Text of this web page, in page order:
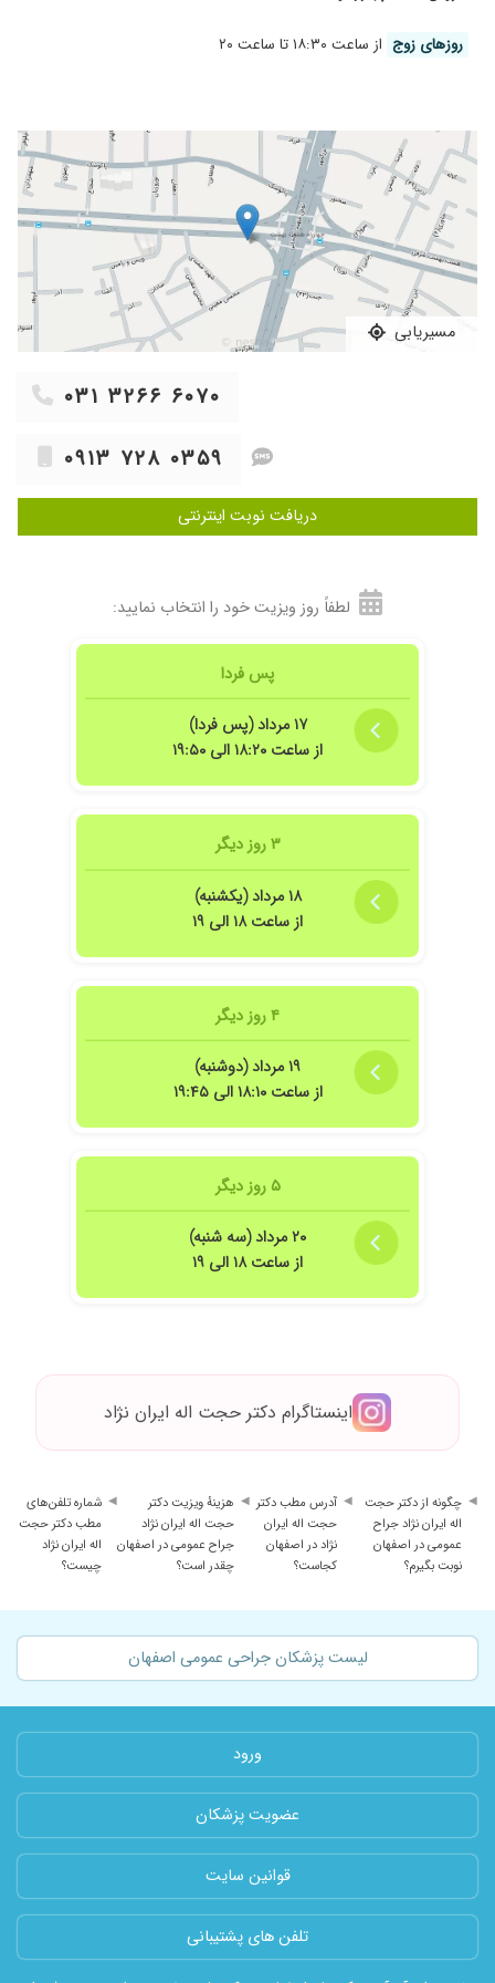
بیماران می کشند
بسیار دکتر خوب و با تجربه هستند من برای کبست
مویی رفتم سریع تشخیص عفونت شدید دادند و
تخلیه کردند تا بعد عمل کنند
۱۴۰۵/۰۴/۲۲
بسیار خوش برخورد وصمیمی و با تشخیص درست
وراهنمایی دلسوزانه
۱۴۰۵/۰۴/۲۴
عدم رضایت ۱۴۰۴/۱۲/۰۶
بسیار عملکرد عالی داشتن عمل هموروئید برام انجام
دادن نه درد دارم نه خونریزی موفق باشن وسلامت
۱۴۰۵/۰۵/۰۱
۱۴۰۴/۱۱/۲۵
میکنند وتوصیه های لازم راارائه مینمایند
دکتری بسیار خوش برخورد حوصله دار دارای
تخصص زیاد در اصل باید گفت پنجه طلا
عدم رضایت
روز‌های زوج از ساعت ۱۸:۳۰ تا ساعت ۲۰
مسیریابی
۰۳۱ ۳۲۶۶ ۶۰۷۰
۰۹۱۳ ۷۲۸ ۰۳۵۹
دریافت نوبت اینترنتی
لطفاً روز ویزیت خود را انتخاب نمایید:
پس فردا
۱۷ مرداد (پس فردا)
از ساعت ۱۸:۲۰ الی ۱۹:۵۰
۳ روز دیگر
۱۸ مرداد (یکشنبه)
از ساعت ۱۸ الی ۱۹
۴ روز دیگر
۱۹ مرداد (دوشنبه)
از ساعت ۱۸:۱۰ الی ۱۹:۴۵
۵ روز دیگر
۲۰ مرداد (سه شنبه)
از ساعت ۱۸ الی ۱۹
اینستاگرام دکتر حجت اله ایران نژاد
چگونه از دکتر حجت
اله ایران نژاد جراح
عمومی در اصفهان
نوبت بگیرم؟
آدرس مطب دکتر
حجت اله ایران
نژاد در اصفهان
کجاست؟
هزینهٔ ویزیت دکتر
حجت اله ایران نژاد
جراح عمومی در اصفهان
چقدر است؟
شماره تلفن‌های
مطب دکتر حجت
اله ایران نژاد
چیست؟
لیست پزشکان جراحی عمومی اصفهان
ورود
عضویت پزشکان
قوانین سایت
تلفن های پشتیبانی